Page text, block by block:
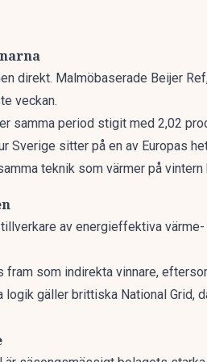
direkt. Malmöbaserade Beijer
veckan.
samma period stigit med 2,02
Sverige sitter på en av Europas
teknik som värmer på vintern
av energieffektiva
som indirekta vinnare,
logik gäller brittiska National